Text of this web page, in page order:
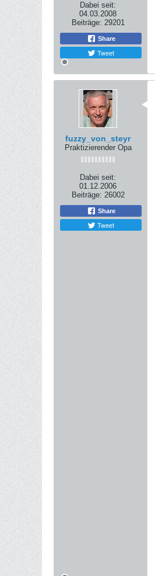
Dabei seit:
04.03.2008
Beiträge: 29201
Share
Tweet
fuzzy_von_steyr
Praktizierender Opa
Dabei seit:
01.12.2006
Beiträge: 26002
Share
Tweet